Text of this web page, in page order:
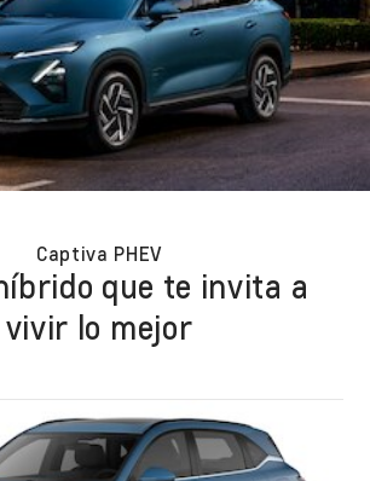
Captiva PHEV
que te invita a
vivir lo mejor